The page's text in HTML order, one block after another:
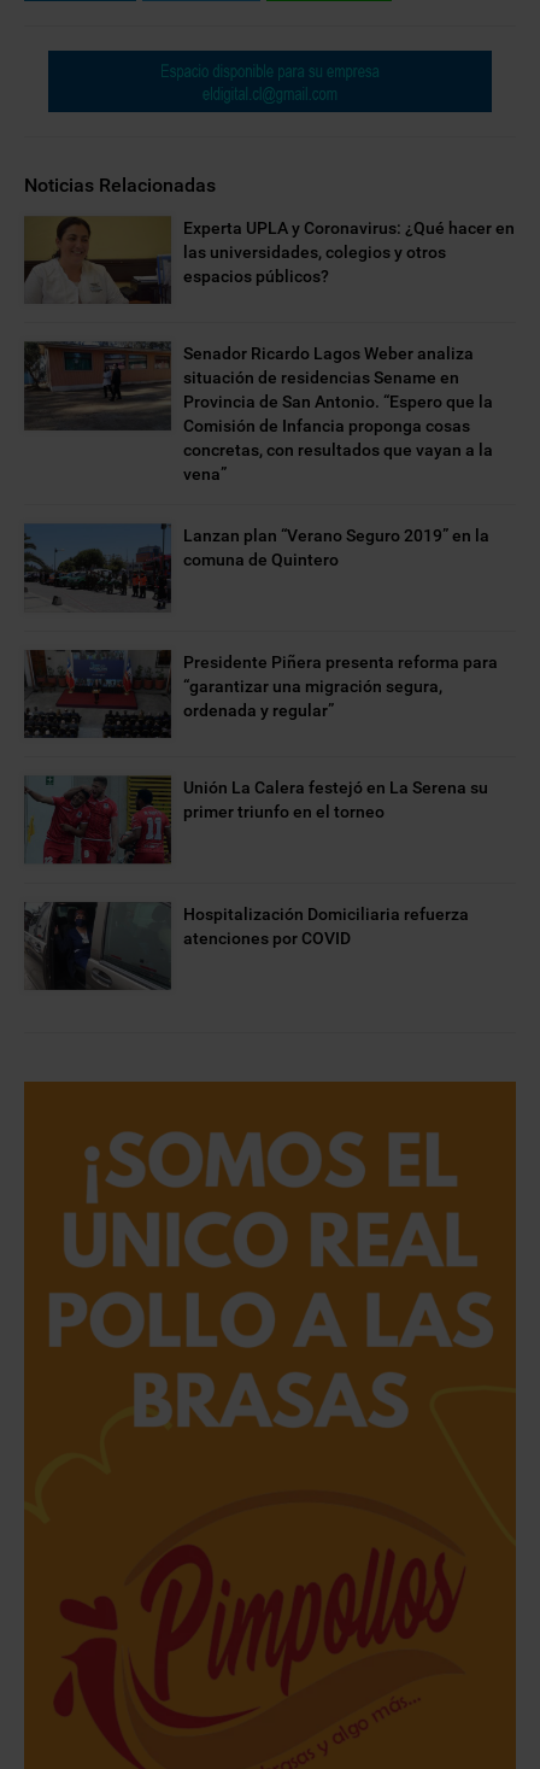
Noticias Relacionadas
Experta UPLA y Coronavirus: ¿Qué hacer en
las universidades, colegios y otros
espacios públicos?
Senador Ricardo Lagos Weber analiza
situación de residencias Sename en
Provincia de San Antonio. “Espero que la
Comisión de Infancia proponga cosas
concretas, con resultados que vayan a la
vena”
Lanzan plan “Verano Seguro 2019” en la
comuna de Quintero
Presidente Piñera presenta reforma para
“garantizar una migración segura,
ordenada y regular”
Unión La Calera festejó en La Serena su
primer triunfo en el torneo
Hospitalización Domiciliaria refuerza
atenciones por COVID